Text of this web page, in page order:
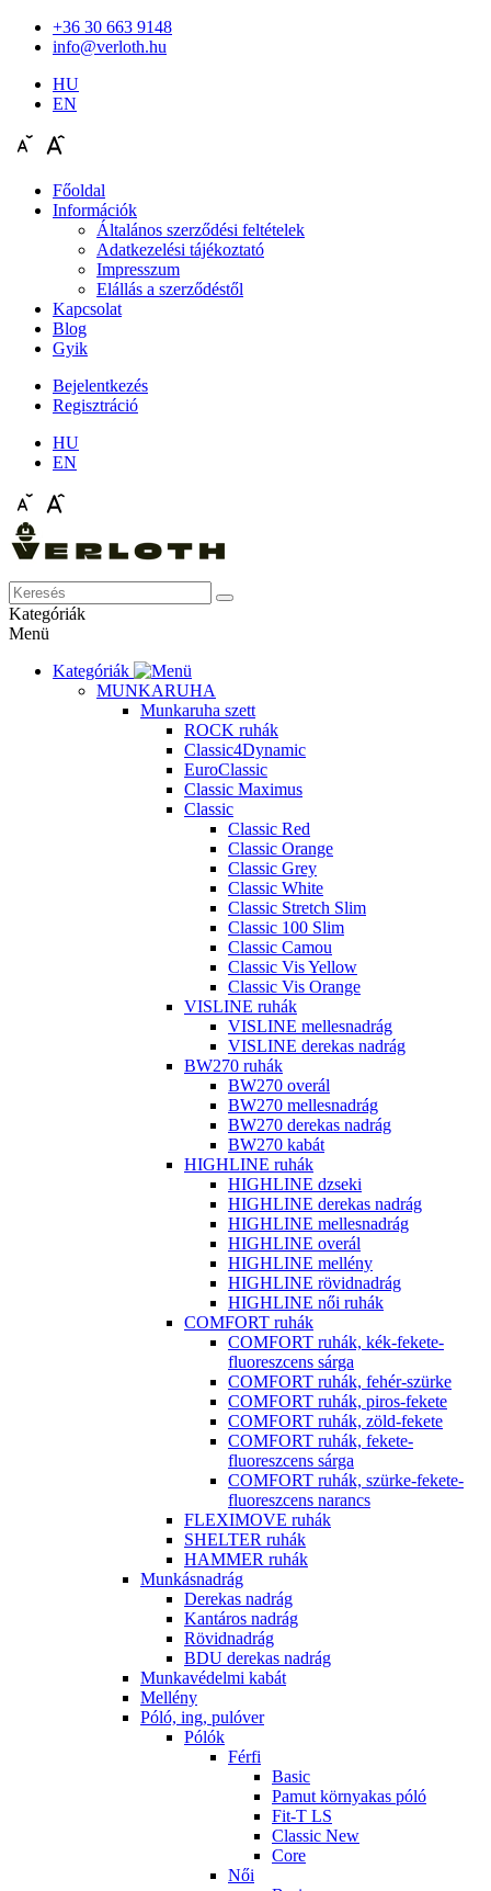
+36 30 663 9148
info@verloth.hu
HU
EN
Főoldal
Információk
Általános szerződési feltételek
Adatkezelési tájékoztató
Impresszum
Elállás a szerződéstől
Kapcsolat
Blog
Gyik
Bejelentkezés
Regisztráció
HU
EN
Kategóriák
Menü
Kategóriák
MUNKARUHA
Munkaruha szett
ROCK ruhák
Classic4Dynamic
EuroClassic
Classic Maximus
Classic
Classic Red
Classic Orange
Classic Grey
Classic White
Classic Stretch Slim
Classic 100 Slim
Classic Camou
Classic Vis Yellow
Classic Vis Orange
VISLINE ruhák
VISLINE mellesnadrág
VISLINE derekas nadrág
BW270 ruhák
BW270 overál
BW270 mellesnadrág
BW270 derekas nadrág
BW270 kabát
HIGHLINE ruhák
HIGHLINE dzseki
HIGHLINE derekas nadrág
HIGHLINE mellesnadrág
HIGHLINE overál
HIGHLINE mellény
HIGHLINE rövidnadrág
HIGHLINE női ruhák
COMFORT ruhák
COMFORT ruhák, kék-fekete-
fluoreszcens sárga
COMFORT ruhák, fehér-szürke
COMFORT ruhák, piros-fekete
COMFORT ruhák, zöld-fekete
COMFORT ruhák, fekete-
fluoreszcens sárga
COMFORT ruhák, szürke-fekete-
fluoreszcens narancs
FLEXIMOVE ruhák
SHELTER ruhák
HAMMER ruhák
Munkásnadrág
Derekas nadrág
Kantáros nadrág
Rövidnadrág
BDU derekas nadrág
Munkavédelmi kabát
Mellény
Póló, ing, pulóver
Pólók
Férfi
Basic
Pamut környakas póló
Fit-T LS
Classic New
Core
Női